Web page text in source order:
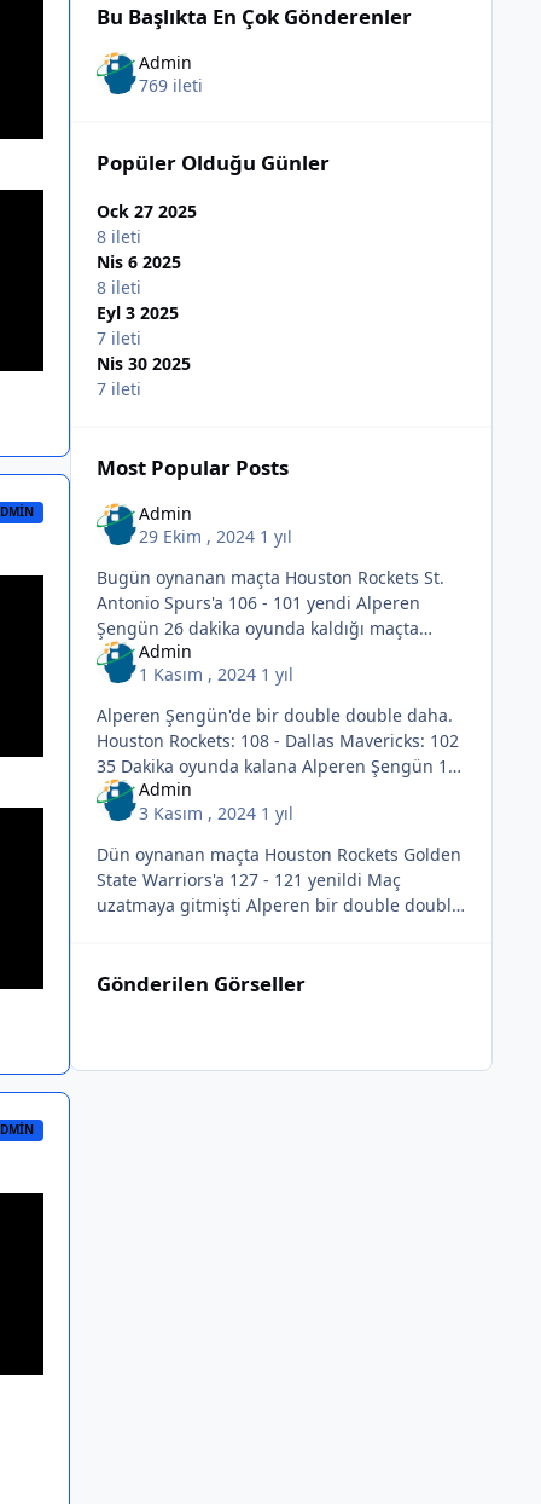
Bu Başlıkta En Çok Gönderenler
Admin
769 ileti
Popüler Olduğu Günler
Ock 27 2025
8 ileti
Nis 6 2025
8 ileti
Eyl 3 2025
7 ileti
Nis 30 2025
7 ileti
Most Popular Posts
Admin
29 Ekim , 2024 1 yıl
Bugün oynanan maçta Houston Rockets St.
Antonio Spurs'a 106 - 101 yendi Alperen
Şengün 26 dakika oyunda kaldığı maçta
double double yaptı. 12 Sayı 12 Ribaunt 5
Asist
Admin
1 Kasım , 2024 1 yıl
Alperen Şengün'de bir double double daha.
Houston Rockets: 108 - Dallas Mavericks: 102
35 Dakika oyunda kalana Alperen Şengün 17
Admin
3 Kasım , 2024 1 yıl
Dün oynanan maçta Houston Rockets Golden
State Warriors'a 127 - 121 yenildi Maç
uzatmaya gitmişti Alperen bir double double
Gönderilen Görseller